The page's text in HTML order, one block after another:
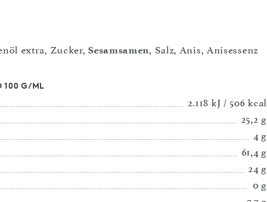
extra, Zucker,Sesamsamen, Salz, Anis, Anisessenz
100 G/ML
2.118 kJ / 506 kcal
25,2 g
4 g
61,4 g
24 g
0 g